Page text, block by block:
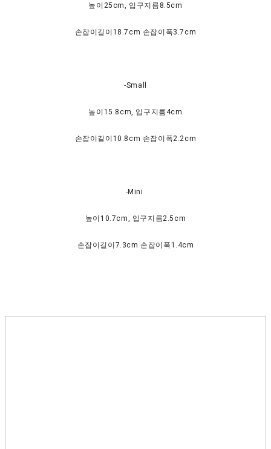
높이25cm, 입구지름8.5cm
손잡이길이18.7cm 손잡이폭3.7cm
-Small
높이15.8cm, 입구지름4cm
손잡이길이10.8cm 손잡이폭2.2cm
-Mini
높이10.7cm, 입구지름2.5cm
손잡이길이7.3cm 손잡이폭1.4cm